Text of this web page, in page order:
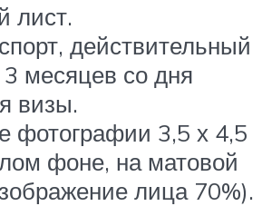
лист.
действительный
месяцев со дня
визы.
фотографии 3,5 х 4,5
фоне, на матовой
лица 70%).